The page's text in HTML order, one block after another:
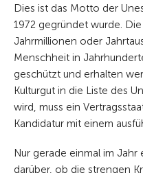
Dies ist das Motto der
1972 gegründet wurde.
Jahrmillionen oder
Menschheit in
geschützt und erhalten
Kulturgut in die Liste des
wird, muss ein
Kandidatur mit einem
Nur gerade einmal im
darüber, ob die strengen